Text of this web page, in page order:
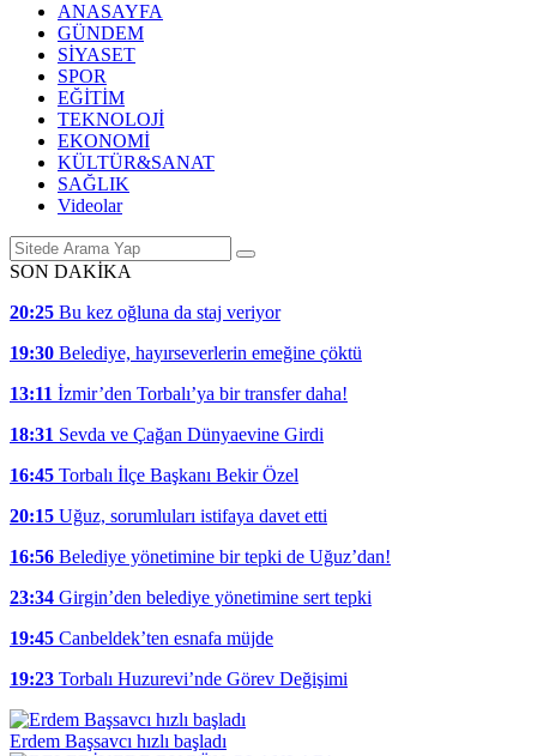
ANASAYFA
GÜNDEM
SİYASET
SPOR
EĞİTİM
TEKNOLOJİ
EKONOMİ
KÜLTÜR&SANAT
SAĞLIK
Videolar
SON DAKİKA
20:25 Bu kez oğluna da staj veriyor
19:30 Belediye, hayırseverlerin emeğine çöktü
13:11 İzmir’den Torbalı’ya bir transfer daha!
18:31 Sevda ve Çağan Dünyaevine Girdi
16:45 Torbalı İlçe Başkanı Bekir Özel
20:15 Uğuz, sorumluları istifaya davet etti
16:56 Belediye yönetimine bir tepki de Uğuz’dan!
23:34 Girgin’den belediye yönetimine sert tepki
19:45 Canbeldek’ten esnafa müjde
19:23 Torbalı Huzurevi’nde Görev Değişimi
Erdem Başsavcı hızlı başladı